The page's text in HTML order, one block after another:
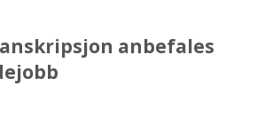
anbefales